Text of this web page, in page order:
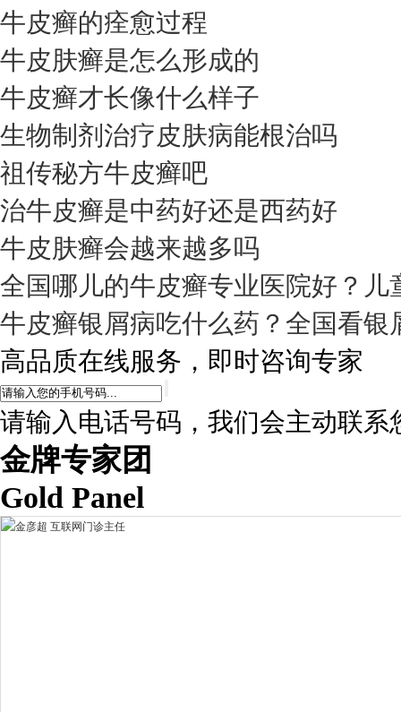
牛皮癣的痊愈过程
牛皮肤癣是怎么形成的
牛皮癣才长像什么样子
生物制剂治疗皮肤病能根治吗
祖传秘方牛皮癣吧
治牛皮癣是中药好还是西药好
牛皮肤癣会越来越多吗
全国哪儿的牛皮癣专业医院好？儿
牛皮癣银屑病吃什么药？全国看银
高品质在线服务，即时咨询专家
请输入电话号码，我们会主动联系
金牌专家团
Gold Panel